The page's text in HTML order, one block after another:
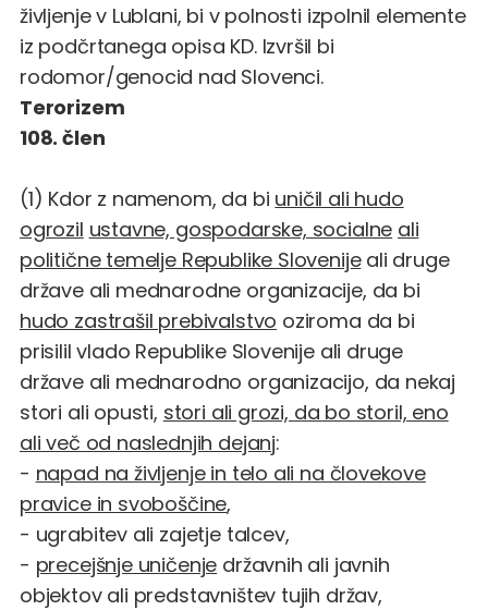
življenje v Lublani, bi v polnosti izpolnil elemente
iz podčrtanega opisa KD. Izvršil bi
rodomor/genocid nad Slovenci.
Terorizem
108. člen
(1) Kdor z namenom, da bi uničil ali hudo
ogrozil ustavne, gospodarske, socialne ali
politične temelje Republike Slovenijeali druge
države ali mednarodne organizacije, da bi
hudo zastrašil prebivalstvo oziroma da bi
prisilil vlado Republike Slovenije ali druge
države ali mednarodno organizacijo, da nekaj
stori ali opusti, stori ali grozi, da bo storil, eno
ali več od naslednjih dejanj:
- napad na življenje in telo ali na človekove
pravice in svoboščine,
- ugrabitev ali zajetje talcev,
- precejšnje uničenje državnih ali javnih
objektov ali predstavništev tujih držav,